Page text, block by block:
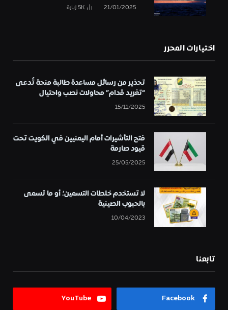
21/01/2025
5Kزيارة
اختيارات المحرر
تحذير من رسائل مساعدة طالبة منحة تُدعى
“تغريد قدام” محاولات نصب واحتيال
15/11/2025
فتح التأشيرات أمام اليمنيين في الكويت تحت
قيود صارمة
25/05/2025
لا تستخدم خلطات التسمين؛ أو ما تسمى
بالحبوب الصينية
10/04/2023
تابعنا
Facebook
YouTube